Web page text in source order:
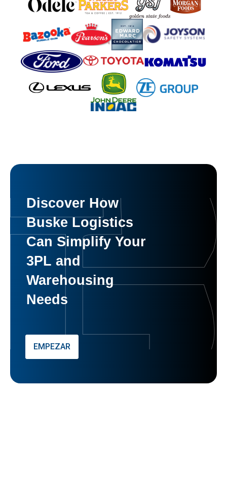
Discover How
Buske Logistics
Can Simplify Your
3PL and
Warehousing
Needs
EMPEZAR